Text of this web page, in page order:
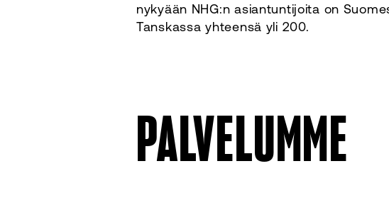
nykyään NHG:n asiantuntijoita on
Tanskassa yhteensä yli 200.
PALVELUMME